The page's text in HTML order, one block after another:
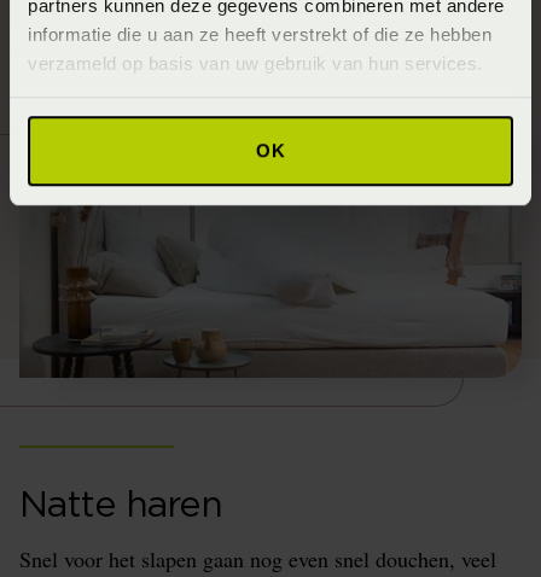
partners kunnen deze gegevens combineren met andere
informatie die u aan ze heeft verstrekt of die ze hebben
verzameld op basis van uw gebruik van hun services.
OK
te voorkomen niet in de volle zon laten luchten.
Natte haren
Snel voor het slapen gaan nog even snel douchen, veel